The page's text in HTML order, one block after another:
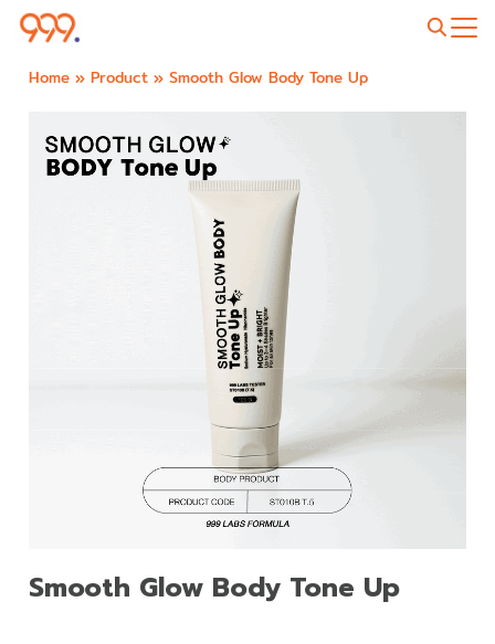
Home » Product » Smooth Glow Body Tone Up
Smooth Glow Body Tone Up